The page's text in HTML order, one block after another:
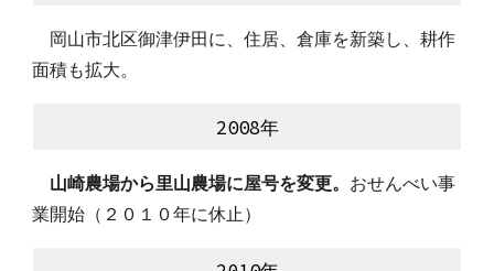
岡山市北区御津伊田に、住居、倉庫を新築し、耕作
面積も拡大。
2008年
山崎農場から里山農場に屋号を変更。 おせんべい事
業開始（２０１０年に休止）